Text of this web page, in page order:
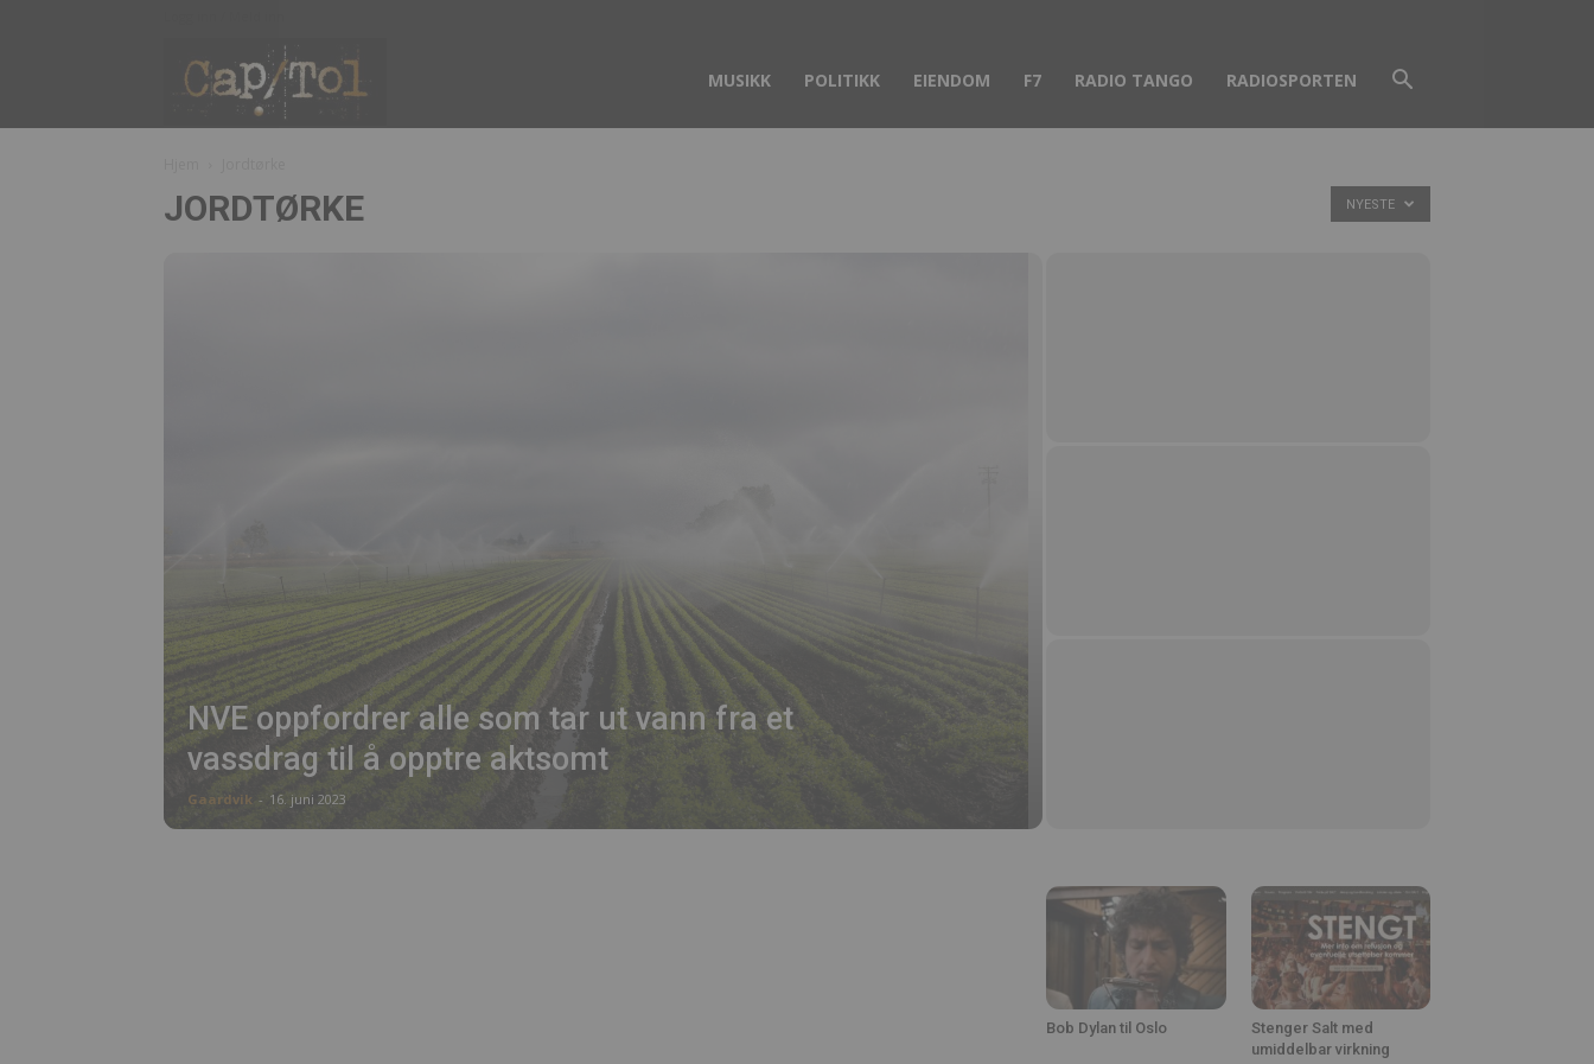
MUSIKK POLITIKK EIENDOM F7 RADIO TANGO RADIOSPORTEN
JORDTØRKE NYESTE
NVE oppfordrer alle som tar ut vann fra et
vassdrag til å opptre aktsomt
Gaardvik - 16. juni 2023
Bob Dylan til Oslo
Stenger Salt med
umiddelbar virkning